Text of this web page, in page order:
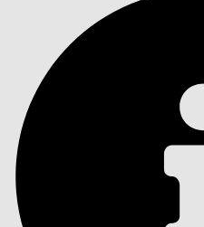
SOMMARIO